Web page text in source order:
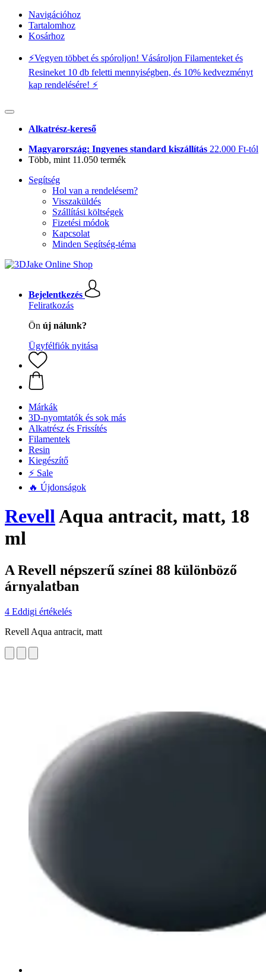
Navigációhoz
Tartalomhoz
Kosárhoz
⚡️Vegyen többet és spóroljon! Vásároljon Filamenteket és
Resineket 10 db feletti mennyiségben, és 10% kedvezményt
kap rendelésére! ⚡️
Alkatrész-kereső
Magyarország: Ingyenes standard kiszállítás 22.000 Ft-tól
Több, mint 11.050 termék
Segítség
Hol van a rendelésem?
Visszaküldés
Szállítási költségek
Fizetési módok
Kapcsolat
Minden Segítség-téma
Bejelentkezés
Feliratkozás
Ön új nálunk?
Ügyfélfiók nyitása
Márkák
3D-nyomtatók és sok más
Alkatrész és Frissítés
Filamentek
Resin
Kiegészítő
⚡ Sale
🔥 Újdonságok
RevellAqua antracit, matt, 18
ml
A Revell népszerű színei 88 különböző
árnyalatban
4 Eddigi értékelés
Revell Aqua antracit, matt